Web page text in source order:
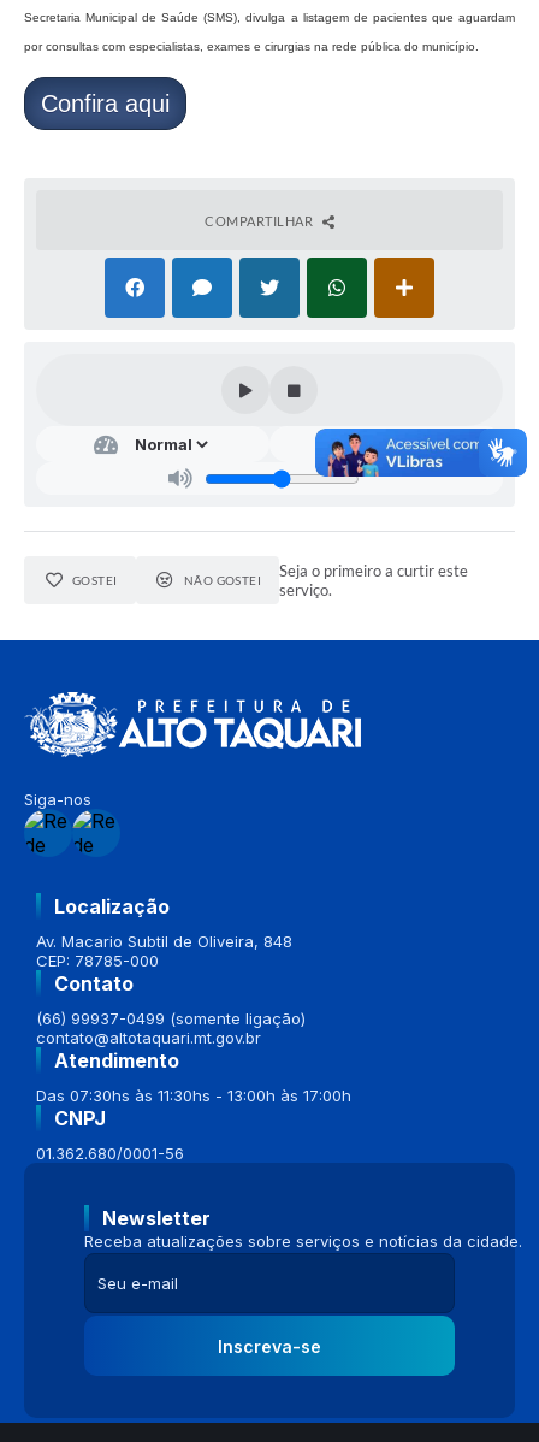
Secretaria Municipal de Saúde (SMS), divulga a listagem de pacientes que aguardam
por consultas com especialistas, exames e cirurgias na rede pública do município.
Confira aqui
COMPARTILHAR
GOSTEI NÃO GOSTEI
Seja o primeiro a curtir este
serviço.
Siga-nos
Localização
Av. Macario Subtil de Oliveira, 848
CEP: 78785-000
Contato
(66) 99937-0499 (somente ligação)
contato@altotaquari.mt.gov.br
Atendimento
Das 07:30hs às 11:30hs - 13:00h às 17:00h
CNPJ
01.362.680/0001-56
Newsletter
Receba atualizações sobre serviços e notícias da cidade.
Inscreva-se